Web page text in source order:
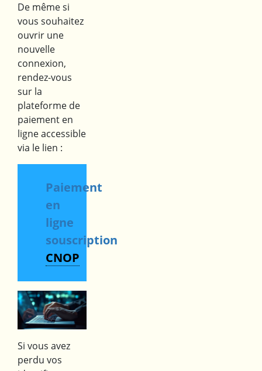
De même si
vous souhaitez
ouvrir une
nouvelle
connexion,
rendez-vous
sur la
plateforme de
paiement en
ligne accessible
via le lien :
Paiement
en
ligne
souscription
CNOP
Si vous avez
perdu vos